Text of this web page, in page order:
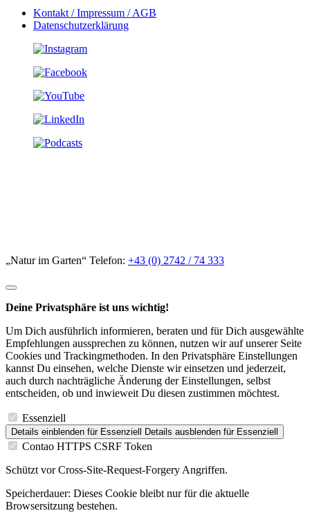
Kontakt / Impressum / AGB
Datenschutzerklärung
„Natur im Garten“ Telefon: +43 (0) 2742 / 74 333
Deine Privatsphäre ist uns wichtig!
Um Dich ausführlich informieren, beraten und für Dich ausgewählte
Empfehlungen aussprechen zu können, nutzen wir auf unserer Seite
Cookies und Trackingmethoden. In den Privatsphäre Einstellungen
kannst Du einsehen, welche Dienste wir einsetzen und jederzeit,
auch durch nachträgliche Änderung der Einstellungen, selbst
entscheiden, ob und inwieweit Du diesen zustimmen möchtest.
Essenziell
Details einblenden für Essenziell Details ausblenden für Essenziell
Contao HTTPS CSRF Token
Schützt vor Cross-Site-Request-Forgery Angriffen.
Speicherdauer: Dieses Cookie bleibt nur für die aktuelle
Browsersitzung bestehen.